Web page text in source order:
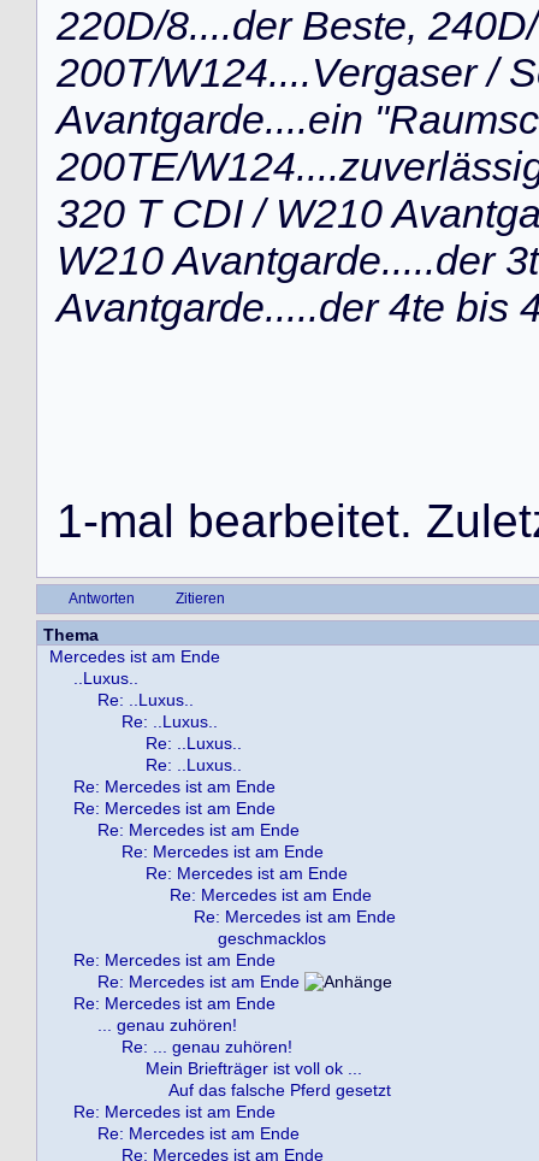
220D/8....der Beste,
200T/W124....Vergaser /
Avantgarde....ein
200TE/
320 T CDI / W210
W210 Avantgarde.....der
Avantgarde.....der 4te bis
1-mal bearbeitet. Zulet
Antworten Zitieren
Thema
Mercedes ist am Ende
..Luxus..
Re: ..Luxus..
Re: ..Luxus..
Re: ..Luxus..
Re: ..Luxus..
Re: Mercedes ist am Ende
Re: Mercedes ist am Ende
Re: Mercedes ist am Ende
Re: Mercedes ist am Ende
Re: Mercedes ist am Ende
Re: Mercedes ist am Ende
Re: Mercedes ist am Ende
geschmacklos
Re: Mercedes ist am Ende
Re: Mercedes ist am Ende
Re: Mercedes ist am Ende
... genau zuhören!
Re: ... genau zuhören!
Mein Briefträger ist voll ok ...
Auf das falsche Pferd gesetzt
Re: Mercedes ist am Ende
Re: Mercedes ist am Ende
Re: Mercedes ist am Ende